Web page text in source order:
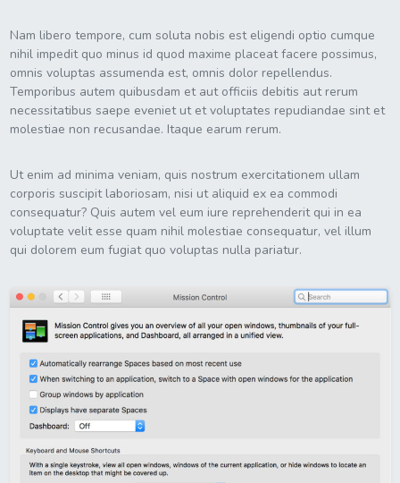
Nam libero tempore, cum soluta nobis est eligendi optio cumque
nihil impedit quo minus id quod maxime placeat facere possimus,
omnis voluptas assumenda est, omnis dolor repellendus.
Temporibus autem quibusdam et aut officiis debitis aut rerum
necessitatibus saepe eveniet ut et voluptates repudiandae sint et
molestiae non recusandae. Itaque earum rerum.
Ut enim ad minima veniam, quis nostrum exercitationem ullam
corporis suscipit laboriosam, nisi ut aliquid ex ea commodi
consequatur? Quis autem vel eum iure reprehenderit qui in ea
voluptate velit esse quam nihil molestiae consequatur, vel illum
qui dolorem eum fugiat quo voluptas nulla pariatur.